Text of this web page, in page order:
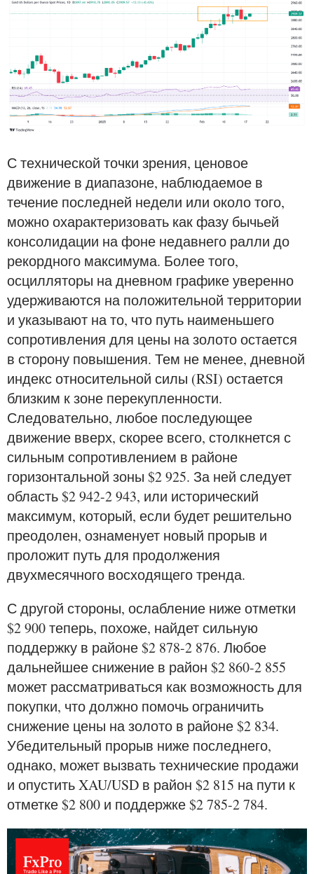
С технической точки зрения, ценовое
движение в диапазоне, наблюдаемое в
течение последней недели или около того,
можно охарактеризовать как фазу бычьей
консолидации на фоне недавнего ралли до
рекордного максимума. Более того,
осцилляторы на дневном графике уверенно
удерживаются на положительной территории
и указывают на то, что путь наименьшего
сопротивления для цены на золото остается
в сторону повышения. Тем не менее, дневной
индекс относительной силы (RSI) остается
близким к зоне перекупленности.
Следовательно, любое последующее
движение вверх, скорее всего, столкнется с
сильным сопротивлением в районе
горизонтальной зоны $2 925. За ней следует
область $2 942-2 943, или исторический
максимум, который, если будет решительно
преодолен, ознаменует новый прорыв и
проложит путь для продолжения
двухмесячного восходящего тренда.
С другой стороны, ослабление ниже отметки
$2 900 теперь, похоже, найдет сильную
поддержку в районе $2 878-2 876. Любое
дальнейшее снижение в район $2 860-2 855
может рассматриваться как возможность для
покупки, что должно помочь ограничить
снижение цены на золото в районе $2 834.
Убедительный прорыв ниже последнего,
однако, может вызвать технические продажи
и опустить XAU/USD в район $2 815 на пути к
отметке $2 800 и поддержке $2 785-2 784.